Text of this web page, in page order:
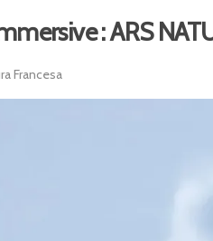
: ARS
Francesa